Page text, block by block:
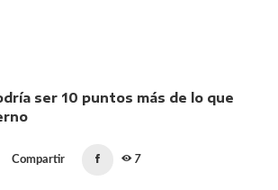
ser 10 puntos más de lo que
Compartir 7